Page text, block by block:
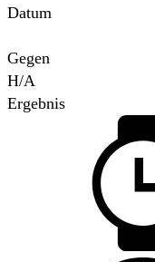
Datum
Gegen
H/A
Ergebnis